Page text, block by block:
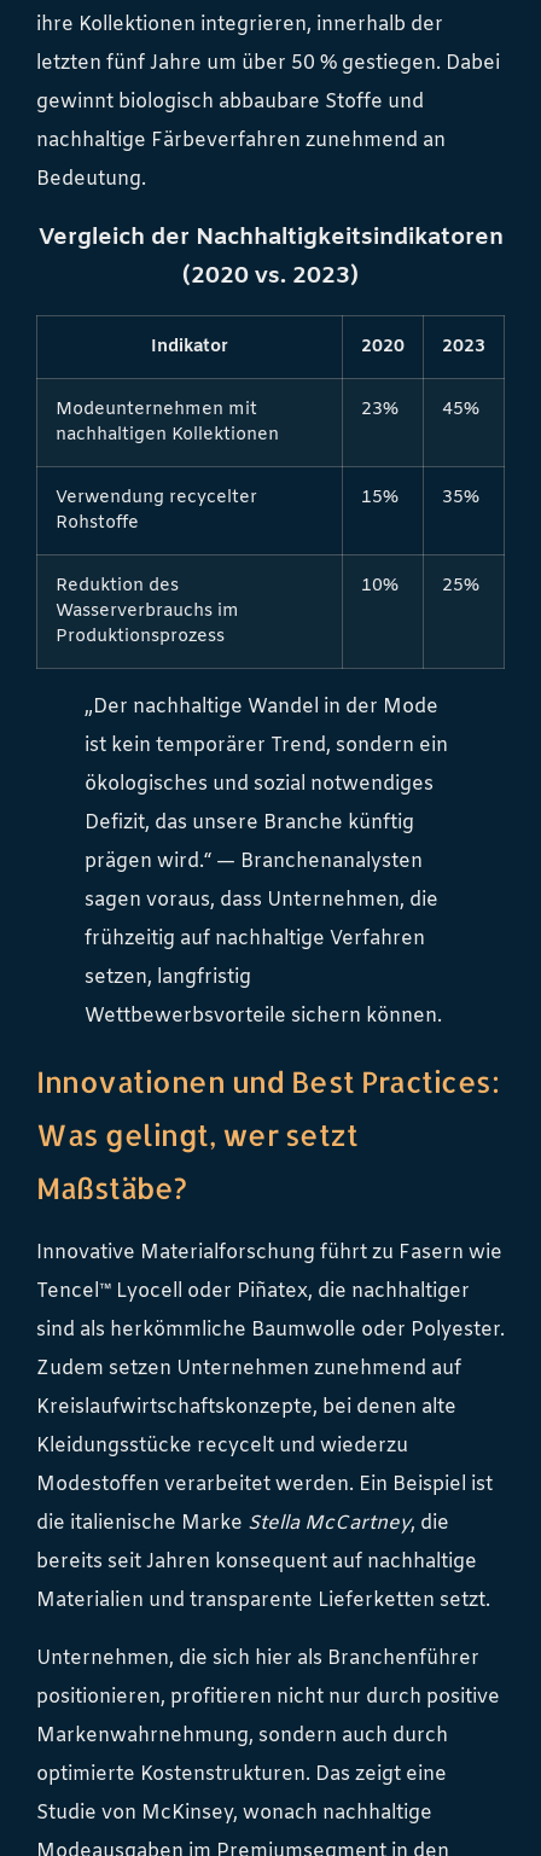
ihre Kollektionen integrieren, innerhalb der
letzten fünf Jahre um über 50 % gestiegen. Dabei
gewinnt biologisch abbaubare Stoffe und
nachhaltige Färbeverfahren zunehmend an
Bedeutung.
Vergleich der Nachhaltigkeitsindikatoren
(2020 vs. 2023)
Indikator 2020 2023
Modeunternehmen mit
nachhaltigen Kollektionen
23% 45%
Verwendung recycelter
Rohstoffe
15% 35%
Reduktion des
Wasserverbrauchs im
Produktionsprozess
10% 25%
„Der nachhaltige Wandel in der Mode
ist kein temporärer Trend, sondern ein
ökologisches und sozial notwendiges
Defizit, das unsere Branche künftig
prägen wird.“ — Branchenanalysten
sagen voraus, dass Unternehmen, die
frühzeitig auf nachhaltige Verfahren
setzen, langfristig
Wettbewerbsvorteile sichern können.
Innovationen und Best Practices:
Was gelingt, wer setzt
Maßstäbe?
Innovative Materialforschung führt zu Fasern wie
Tencel™ Lyocell oder Piñatex, die nachhaltiger
sind als herkömmliche Baumwolle oder Polyester.
Zudem setzen Unternehmen zunehmend auf
Kreislaufwirtschaftskonzepte, bei denen alte
Kleidungsstücke recycelt und wiederzu
Modestoffen verarbeitet werden. Ein Beispiel ist
die italienische Marke Stella McCartney, die
bereits seit Jahren konsequent auf nachhaltige
Materialien und transparente Lieferketten setzt.
Unternehmen, die sich hier als Branchenführer
positionieren, profitieren nicht nur durch positive
Markenwahrnehmung, sondern auch durch
optimierte Kostenstrukturen. Das zeigt eine
Studie von McKinsey, wonach nachhaltige